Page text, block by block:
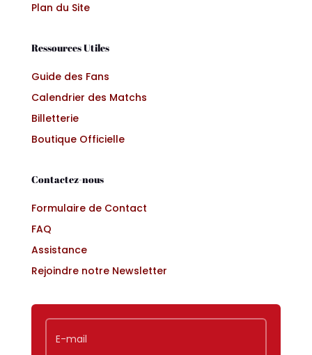
Plan du Site
Ressources Utiles
Guide des Fans
Calendrier des Matchs
Billetterie
Boutique Officielle
Contactez-nous
Formulaire de Contact
FAQ
Assistance
Rejoindre notre Newsletter